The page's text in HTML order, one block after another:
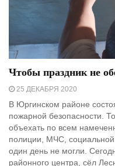
Чтобы праздник не
25 ДЕКАБРЯ 2020
В Юргинском районе
пожарной безопасности.
объехать по всем
полиции, МЧС,
один день не могли.
районного центра, сёл